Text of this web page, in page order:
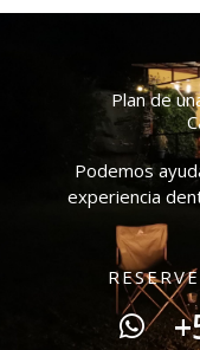
Plan de
Podemos
experiencia